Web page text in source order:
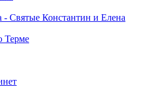
- Святые Константин и Елена
Терме